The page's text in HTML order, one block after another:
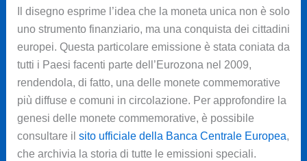
Il disegno esprime l’idea che la moneta unica non è solo
uno strumento finanziario, ma una conquista dei cittadini
europei. Questa particolare emissione è stata coniata da
tutti i Paesi facenti parte dell’Eurozona nel 2009,
rendendola, di fatto, una delle monete commemorative
più diffuse e comuni in circolazione. Per approfondire la
genesi delle monete commemorative, è possibile
consultare il sito ufficiale della Banca Centrale Europea,
che archivia la storia di tutte le emissioni speciali.